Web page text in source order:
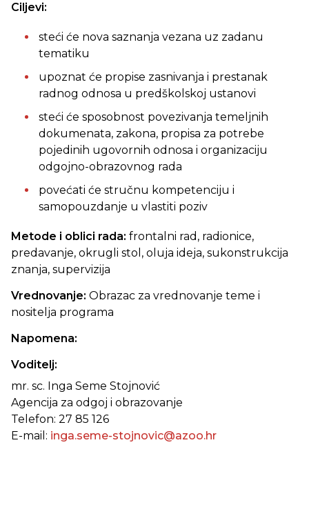
Ciljevi:
steći će nova saznanja vezana uz zadanu
tematiku
upoznat će propise zasnivanja i prestanak
radnog odnosa u predškolskoj ustanovi
steći će sposobnost povezivanja temeljnih
dokumenata, zakona, propisa za potrebe
pojedinih ugovornih odnosa i organizaciju
odgojno-obrazovnog rada
povećati će stručnu kompetenciju i
samopouzdanje u vlastiti poziv
Metode i oblici rada: frontalni rad, radionice,
predavanje, okrugli stol, oluja ideja, sukonstrukcija
znanja, supervizija
Vrednovanje: Obrazac za vrednovanje teme i
nositelja programa
Napomena:
Voditelj:
mr. sc. Inga Seme Stojnović
Agencija za odgoj i obrazovanje
Telefon: 27 85 126
E-mail: inga.seme-stojnovic@azoo.hr